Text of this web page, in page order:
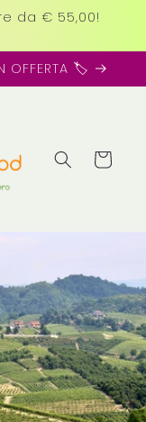
da € 55,00!
OFFERTA 🏷️
Carrello